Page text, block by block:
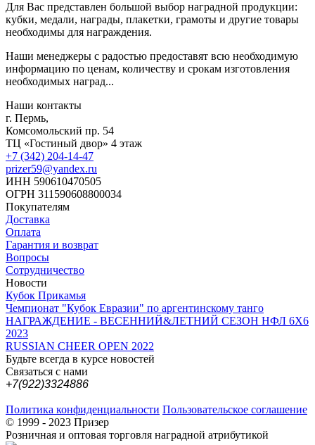
Для Вас представлен большой выбор наградной продукции:
кубки, медали, награды, плакетки, грамоты и другие товары
необходимы для награждения.
Наши менеджеры с радостью предоставят всю необходимую
информацию по ценам, количеству и срокам изготовления
необходимых наград...
Наши контакты
г. Пермь,
Комсомольский пр. 54
ТЦ «Гостиный двор» 4 этаж
+7 (342) 204-14-47
prizer59@yandex.ru
ИНН 590610470505
ОГРН 311590608800034
Покупателям
Доставка
Оплата
Гарантия и возврат
Вопросы
Сотрудничество
Новости
Кубок Прикамья
Чемпионат "Кубок Евразии" по аргентинскому танго
НАГРАЖДЕНИЕ - ВЕСЕННИЙ&ЛЕТНИЙ СЕЗОН НФЛ 6Х6
2023
RUSSIAN CHEER OPEN 2022
Будьте всегда в курсе новостей
Связаться с нами
+7(922)3324886
Политика конфиденциальности Пользовательское соглашение
© 1999 - 2023 Призер
Розничная и оптовая торговля наградной атрибутикой